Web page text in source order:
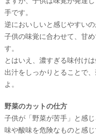
手です。
逆においしいと感じやすいの
子供の味覚に合わせて、甘
す。
とはいえ、濃すぎる味付け
出汁をしっかりとることで
よ。
野菜のカットの仕方
子供が「野菜が苦手」と感
味や酸味を危険なものと感じ